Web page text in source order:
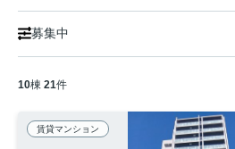
募集中
10棟 21件
賃貸マンション